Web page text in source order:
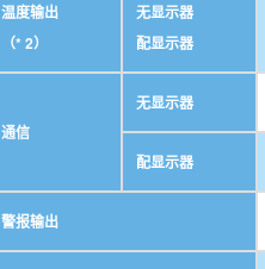
温度输出
（* 2）
无显示器
配显示器
通信
无显示器
配显示器
警报输出